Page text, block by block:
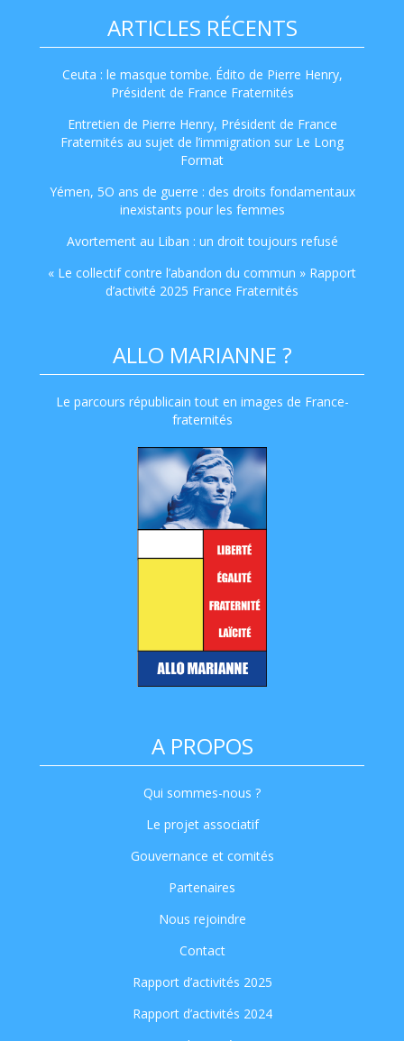
ARTICLES RÉCENTS
Ceuta : le masque tombe. Édito de Pierre Henry,
Président de France Fraternités
Entretien de Pierre Henry, Président de France
Fraternités au sujet de l’immigration sur Le Long
Format
Yémen, 5O ans de guerre : des droits fondamentaux
inexistants pour les femmes
Avortement au Liban : un droit toujours refusé
« Le collectif contre l’abandon du commun » Rapport
d’activité 2025 France Fraternités
ALLO MARIANNE ?
Le parcours républicain tout en images de France-
fraternités
A PROPOS
Qui sommes-nous ?
Le projet associatif
Gouvernance et comités
Partenaires
Nous rejoindre
Contact
Rapport d’activités 2025
Rapport d’activités 2024